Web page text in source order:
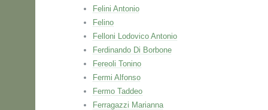
Felini Antonio
Felino
Felloni Lodovico Antonio
Ferdinando Di Borbone
Fereoli Tonino
Fermi Alfonso
Fermo Taddeo
Ferragazzi Marianna